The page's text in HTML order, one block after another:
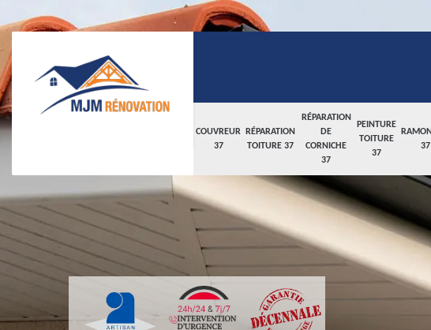
COUVREUR
37
RÉPARATION
TOITURE 37
RÉPARATION
DE
CORNICHE
37
PEINTURE
TOITURE
37
37